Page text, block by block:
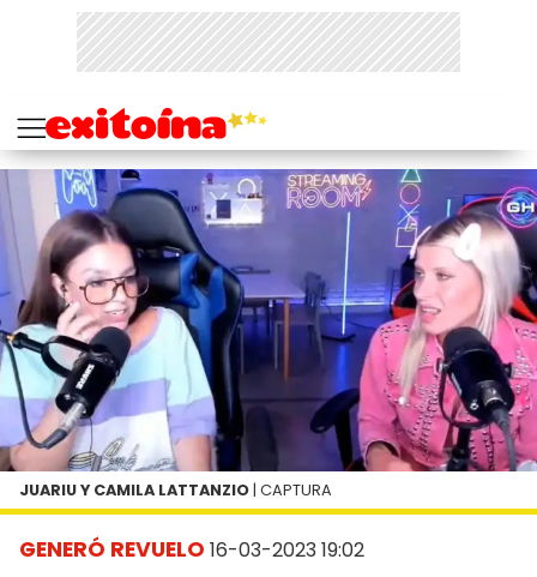
GENERÓ REVUELO 16-03-2023 19:02
JUARIU Y CAMILA LATTANZIO | CAPTURA